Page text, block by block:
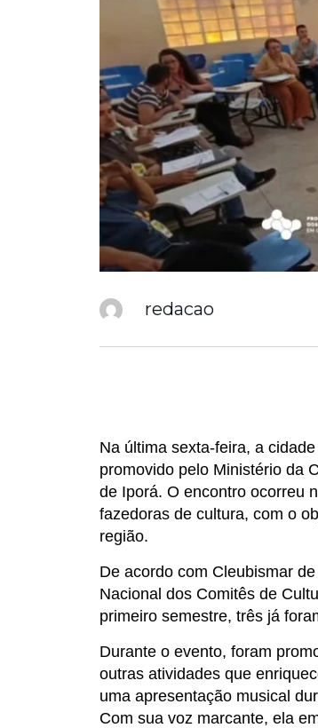
redacao
Na última sexta-feira, a
promovido pelo Ministério da
de Iporá. O encontro ocorreu
fazedoras de cultura, com o
região.
De acordo com Cleubismar
Nacional dos Comitês de
primeiro semestre, três já
Durante o evento, foram
outras atividades que
uma apresentação musical
Com sua voz marcante, ela